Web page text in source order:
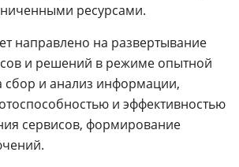
ресурсами.
направлено на развертывание
и решений в режиме опытной
сбор и анализ информации,
и эффективностью
сервисов, формирование